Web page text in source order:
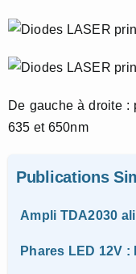
De gauche à droite :
635 et 650nm
Publications
Ampli TDA2030
Phares LED 12V